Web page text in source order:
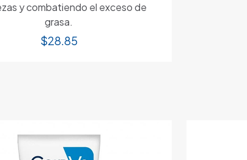
y combatiendo el exceso de
grasa.
$28.85